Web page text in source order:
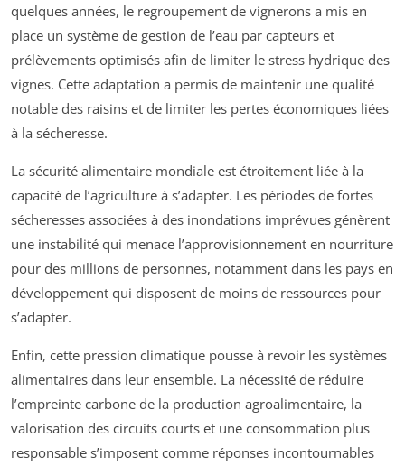
quelques années, le regroupement de vignerons a mis en
place un système de gestion de l’eau par capteurs et
prélèvements optimisés afin de limiter le stress hydrique des
vignes. Cette adaptation a permis de maintenir une qualité
notable des raisins et de limiter les pertes économiques liées
à la sécheresse.
La sécurité alimentaire mondiale est étroitement liée à la
capacité de l’agriculture à s’adapter. Les périodes de fortes
sécheresses associées à des inondations imprévues génèrent
une instabilité qui menace l’approvisionnement en nourriture
pour des millions de personnes, notamment dans les pays en
développement qui disposent de moins de ressources pour
s’adapter.
Enfin, cette pression climatique pousse à revoir les systèmes
alimentaires dans leur ensemble. La nécessité de réduire
l’empreinte carbone de la production agroalimentaire, la
valorisation des circuits courts et une consommation plus
responsable s’imposent comme réponses incontournables